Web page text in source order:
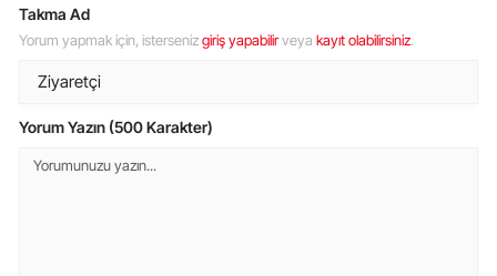
Takma Ad
Yorum yapmak için, istersenizgiriş yapabilirveya kayıt olabilirsiniz.
Yorum Yazın (500 Karakter)